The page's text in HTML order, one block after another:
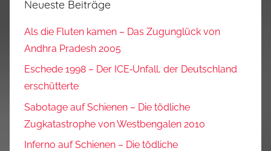
Neueste Beiträge
Als die Fluten kamen – Das Zugunglück von
Andhra Pradesh 2005
Eschede 1998 – Der ICE‑Unfall, der Deutschland
erschütterte
Sabotage auf Schienen – Die tödliche
Zugkatastrophe von Westbengalen 2010
Inferno auf Schienen – Die tödliche